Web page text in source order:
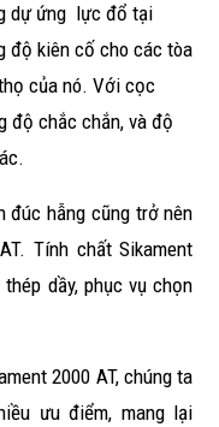
dự ứng lực đổ tại
độ kiên cố cho các tòa
của nó. Với cọc
độ chắc chắn, và độ
đúc hẫng cũng trở nên
Tính chất Sikament
dầy, phục vụ chọn
2000 AT, chúng ta
ưu điểm, mang lại